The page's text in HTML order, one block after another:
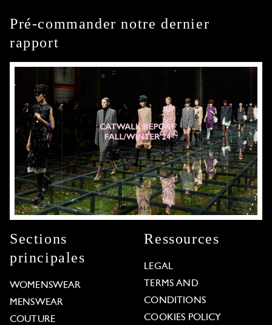
Pré-commander notre dernier
rapport
Sections
principales
WOMENSWEAR
MENSWEAR
COUTURE
Ressources
LEGAL
TERMS AND
CONDITIONS
COOKIES POLICY